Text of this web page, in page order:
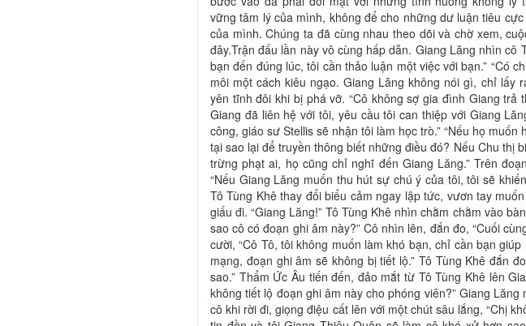
vững tâm lý của mình, không để cho những dư luận tiêu
của mình. Chúng ta đã cùng nhau theo dõi và chờ xem,
đây.Trận đấu lần này vô cùng hấp dẫn. Giang Lăng nhìn cô
bạn đến đúng lúc, tôi cần thảo luận một việc với bạn.” “Có
môi một cách kiêu ngạo. Giang Lăng không nói gì, chỉ lấy
yên tĩnh đôi khi bị phá vỡ. “Cô không sợ gia đình Giang trả
Giang đã liên hệ với tôi, yêu cầu tôi can thiệp với Giang
công, giáo sư Stellis sẽ nhận tôi làm học trò.” “Nếu họ
tại sao lại để truyền thông biết những điều đó? Nếu Chu thị
trừng phạt ai, họ cũng chỉ nghĩ đến Giang Lăng.” Trên
“Nếu Giang Lăng muốn thu hút sự chú ý của tôi, tôi sẽ
Tô Tùng Khê thay đổi biểu cảm ngay lập tức, vươn tay
giấu đi. “Giang Lăng!” Tô Tùng Khê nhìn chằm chằm vào
sao cô có đoạn ghi âm này?” Cô nhìn lên, đắn đo, “Cuối
cười, “Cô Tô, tôi không muốn làm khó bạn, chỉ cần bạn
mạng, đoạn ghi âm sẽ không bị tiết lộ.” Tô Tùng Khê đắn
sao.” Thẩm Ức Âu tiến đến, đảo mắt từ Tô Tùng Khê lên
không tiết lộ đoạn ghi âm này cho phóng viên?” Giang
cô khi rời đi, giọng điệu cất lên với một chút sâu lắng, “Chị